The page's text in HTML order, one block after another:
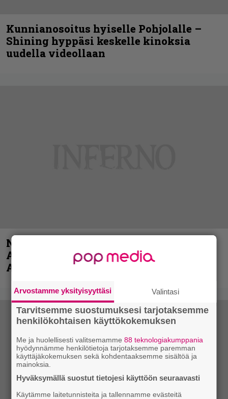
Kunnianosoitus hyiselle Pohjolalle –
Shining hyppäsi keskelle kinoksia
uudella videollaan
Näin lähtee Ghostin Tobias Forgelta
Accept – menossa mukana myös
Anthrax- ja Korn-miehistöä
Arvostamme yksityisyyttäsi Valintasi
Tarvitsemme suostumuksesi tarjotaksemme
henkilökohtaisen käyttökokemuksen
Me ja huolellisesti valitsemamme88 teknologiakumppania
hyödynnämme henkilötietoja tarjotaksemme paremman
käyttäjäkokemuksen sekä kohdentaaksemme sisältöä ja
mainoksia.
Hyväksymällä suostut tietojesi käyttöön seuraavasti
Käytämme laitetunnisteita ja tallennamme evästeitä